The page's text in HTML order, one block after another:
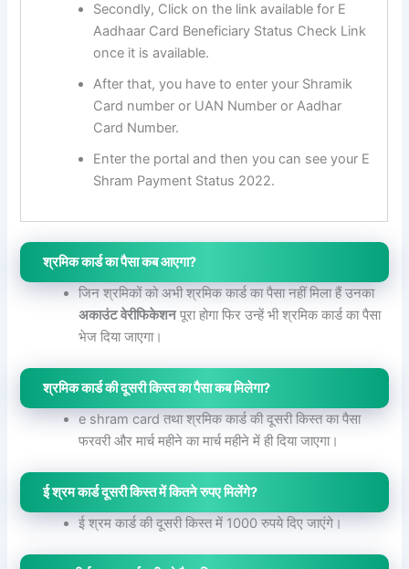
Secondly, Click on the link available for E
Aadhaar Card Beneficiary Status Check Link
once it is available.
After that, you have to enter your Shramik
Card number or UAN Number or Aadhar
Card Number.
Enter the portal and then you can see your E
Shram Payment Status 2022.
श्रमिक कार्ड का पैसा कब आएगा?
जिन श्रमिकों को अभी श्रमिक कार्ड का पैसा नहीं मिला हैं उनका
अकाउंट वेरीफिकेशनपूरा होगा फिर उन्हें भी श्रमिक कार्ड का पैसा
भेज दिया जाएगा।
श्रमिक कार्ड की दूसरी किस्त का पैसा कब मिलेगा?
e shram card तथा श्रमिक कार्ड की दूसरी किस्त का पैसा
फरवरी और मार्च महीने का मार्च महीने में ही दिया जाएगा।
ई श्रम कार्ड दूसरी किस्त में कितने रुपए मिलेंगे?
ई श्रम कार्ड की दूसरी किस्त में 1000 रुपये दिए जाएंगे।